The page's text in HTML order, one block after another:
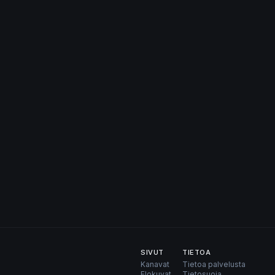
SIVUT
Kanavat
TIETOA
Tietoa palvelusta